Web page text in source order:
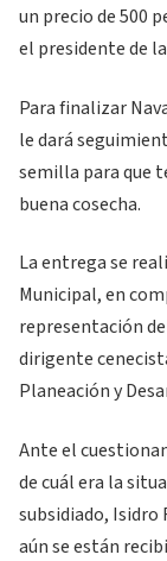
un precio de 500
el presidente de la
Para finalizar
le dará
semilla para que
buena cosecha.
La entrega se
Municipal, en
representación
dirigente
Planeación y
Ante el
de cuál era la
subsidiado, Isidro
aún se están